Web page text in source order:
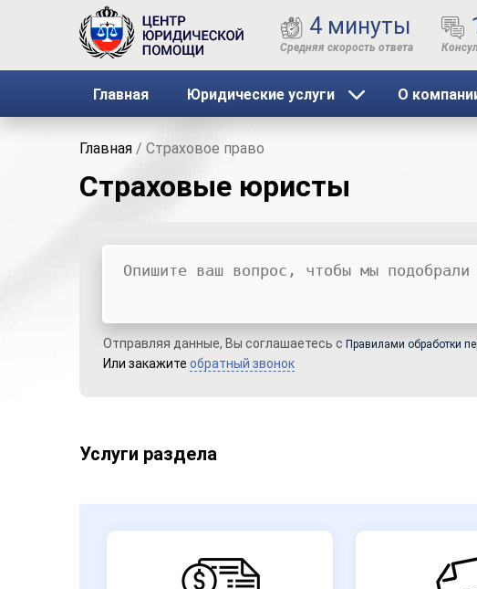
4 минуты
Главная Юридические услуги О
Главная / Страховое право
Страховые юристы
Отправляя данные, Вы соглашаетесь с Правилами обработки
Или закажите обратный звонок
Услуги раздела